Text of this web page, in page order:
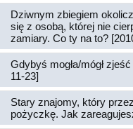
Dziwnym zbiegiem
się z osobą, której nie
zamiary. Co ty na to?
Gdybyś mogła/mógł
11-23]
Stary znajomy, który
pożyczkę. Jak